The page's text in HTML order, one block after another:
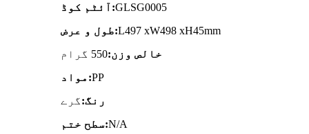
آئٹم کوڈ:GLSG0005
طول و عرض:L497 xW498 xH45mm
خالص وزن:550 گرام
مواد:PP
رنگ:گرے
سطح ختم:N/A